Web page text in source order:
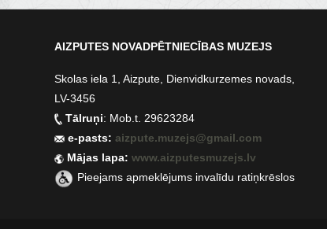
AIZPUTES NOVADPĒTNIECĪBAS MUZEJS
Skolas iela 1, Aizpute, Dienvidkurzemes novads,
LV-3456
Tālruņi: Mob.t. 29623284
e-pasts:aizpute.muzejs@gmail.com
Mājas lapa:www.aizputesmuzejs.lv
Pieejams apmeklējums invalīdu ratiņkrēslos